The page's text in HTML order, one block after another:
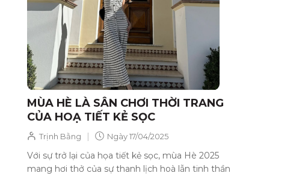
MÙA HÈ LÀ SÂN CHƠI THỜI TRANG
CỦA HOẠ TIẾT KẺ SỌC
Trịnh Bằng Ngày17/04/2025
Với sự trở lại của họa tiết kẻ sọc, mùa Hè 2025
mang hơi thở của sự thanh lịch hoà lẫn tinh thần